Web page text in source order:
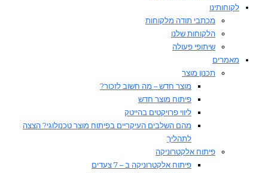
לקוחותינו
מכתבי תודה מלקוחות
הלקוחות שלנו
שיתופי פעולה
מאמרים
תכנון מוצר
מוצר חדש – מה חשוב לזכור?
פיתוח מוצר חדש
ליווי פרויקטים בהייטק
מהם השלבים העיקריים בפיתוח מוצר טכנולוגי? הצצה
לתהליך
פיתוח אלקטרוניקה
פיתוח אלקטרוניקה ב – 7 צעדים